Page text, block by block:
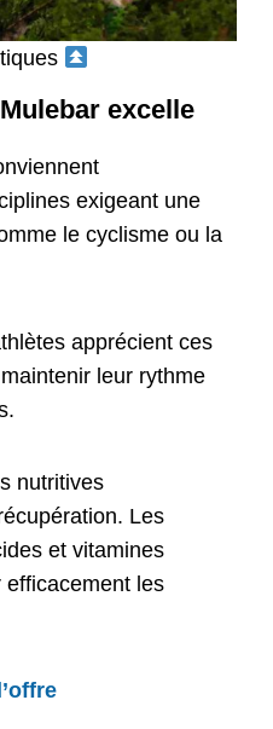
excelle
exigeant une
le cyclisme ou la
apprécient ces
leur rythme
nutritives
Les
et vitamines
efficacement les